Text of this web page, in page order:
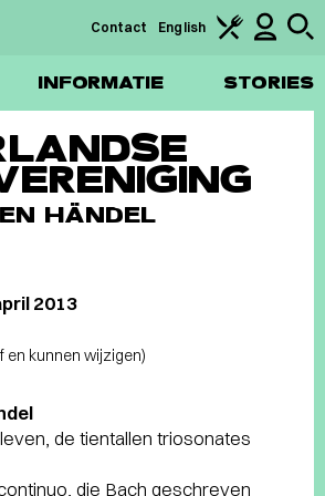
INFORMATIE STORIES
Contact English
HÄNDEL
2013
en kunnen wijzigen)
de tientallen triosonates
die Bach geschreven